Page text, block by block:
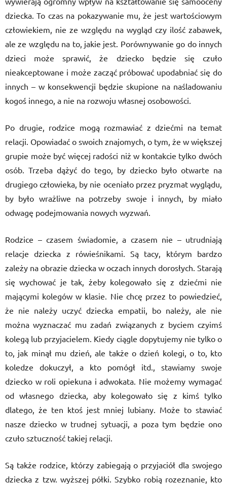
dziecka. To czas na pokazywanie mu, że jest wartościowym
człowiekiem, nie ze względu na wygląd czy ilość zabawek,
ale ze względu na to, jakie jest. Porównywanie go do innych
dzieci może sprawić, że dziecko będzie się czuło
nieakceptowane i może zacząć próbować upodabniać się do
innych – w konsekwencji będzie skupione na naśladowaniu
kogoś innego, a nie na rozwoju własnej osobowości.
Po drugie, rodzice mogą rozmawiać z dziećmi na temat
relacji. Opowiadać o swoich znajomych, o tym, że w większej
grupie może być więcej radości niż w kontakcie tylko dwóch
osób. Trzeba dążyć do tego, by dziecko było otwarte na
drugiego człowieka, by nie oceniało przez pryzmat wyglądu,
by było wrażliwe na potrzeby swoje i innych, by miało
odwagę podejmowania nowych wyzwań.
Rodzice – czasem świadomie, a czasem nie – utrudniają
relacje dziecka z rówieśnikami. Są tacy, którym bardzo
zależy na obrazie dziecka w oczach innych dorosłych. Starają
się wychować je tak, żeby kolegowało się z dziećmi nie
mającymi kolegów w klasie. Nie chcę przez to powiedzieć,
że nie należy uczyć dziecka empatii, bo należy, ale nie
można wyznaczać mu zadań związanych z byciem czyimś
kolegą lub przyjacielem. Kiedy ciągle dopytujemy nie tylko o
to, jak minął mu dzień, ale także o dzień kolegi, o to, kto
koledze dokuczył, a kto pomógł itd., stawiamy swoje
dziecko w roli opiekuna i adwokata. Nie możemy wymagać
od własnego dziecka, aby kolegowało się z kimś tylko
dlatego, że ten ktoś jest mniej lubiany. Może to stawiać
nasze dziecko w trudnej sytuacji, a poza tym będzie ono
czuło sztuczność takiej relacji.
Są także rodzice, którzy zabiegają o przyjaciół dla swojego
dziecka z tzw. wyższej półki. Szybko robią rozeznanie, kto